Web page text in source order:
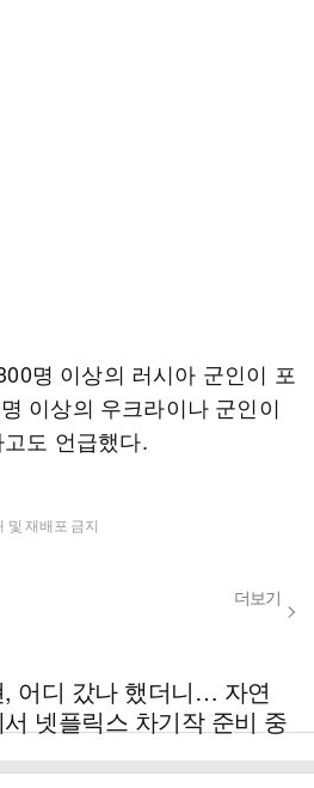
명 이상의 러시아 군인이 포
이상의 우크라이나 군인이
도 언급했다.
및 재배포 금지
더보기
, 어디 갔나 했더니… 자연
넷플릭스 차기작 준비 중